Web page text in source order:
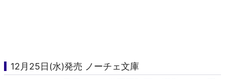
12月25日(水)発売 ノーチェ文庫